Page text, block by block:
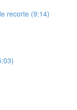
recorte (9:14)